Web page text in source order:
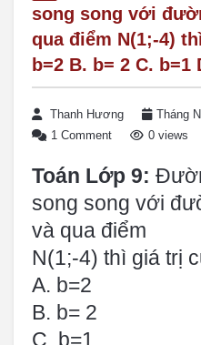
song song với
qua điểm N(1;-4)
b=2 B. b= 2 C. b=1
Thanh Hương Tháng
1 Comment
0 views
Toán Lớp 9:
song song với
và qua điểm
N(1;-4) thì giá trị
A. b=2
B. b= 2
C. b=1